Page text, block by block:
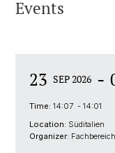
Events
23 SEP 2026 -
Time: 14:07 - 14:01
Location: Süditalien
Organizer: